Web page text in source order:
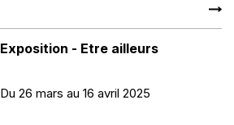
Exposition - Etre ailleurs
Du 26 mars au 16 avril 2025